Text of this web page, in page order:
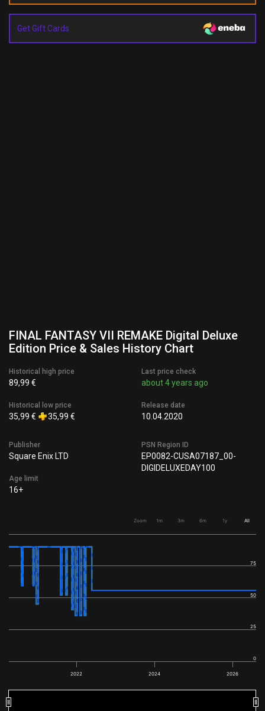
Get Gift Cards
FINAL FANTASY VII REMAKE Digital Deluxe
Edition Price & Sales History Chart
Historical high price
89,99 €
Historical low price
35,99 € 35,99 €
Last price check
about 4 years ago
Release date
10.04.2020
Publisher
Square Enix LTD
Age limit
16+
PSN Region ID
EP0082-CUSA07187_00-
DIGIDELUXEDAY100
Zoom 1m 3m 6m 1y All
2022 2024 2026
0
25
50
75